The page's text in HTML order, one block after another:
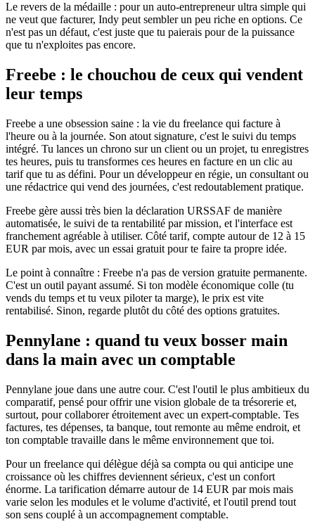
Le revers de la médaille : pour un auto-entrepreneur ultra simple qui
ne veut que facturer, Indy peut sembler un peu riche en options. Ce
n'est pas un défaut, c'est juste que tu paierais pour de la puissance
que tu n'exploites pas encore.
Freebe : le chouchou de ceux qui vendent
leur temps
Freebe a une obsession saine : la vie du freelance qui facture à
l'heure ou à la journée. Son atout signature, c'est le suivi du temps
intégré. Tu lances un chrono sur un client ou un projet, tu enregistres
tes heures, puis tu transformes ces heures en facture en un clic au
tarif que tu as défini. Pour un développeur en régie, un consultant ou
une rédactrice qui vend des journées, c'est redoutablement pratique.
Freebe gère aussi très bien la déclaration URSSAF de manière
automatisée, le suivi de ta rentabilité par mission, et l'interface est
franchement agréable à utiliser. Côté tarif, compte autour de 12 à 15
EUR par mois, avec un essai gratuit pour te faire ta propre idée.
Le point à connaître : Freebe n'a pas de version gratuite permanente.
C'est un outil payant assumé. Si ton modèle économique colle (tu
vends du temps et tu veux piloter ta marge), le prix est vite
rentabilisé. Sinon, regarde plutôt du côté des options gratuites.
Pennylane : quand tu veux bosser main
dans la main avec un comptable
Pennylane joue dans une autre cour. C'est l'outil le plus ambitieux du
comparatif, pensé pour offrir une vision globale de ta trésorerie et,
surtout, pour collaborer étroitement avec un expert-comptable. Tes
factures, tes dépenses, ta banque, tout remonte au même endroit, et
ton comptable travaille dans le même environnement que toi.
Pour un freelance qui délègue déjà sa compta ou qui anticipe une
croissance où les chiffres deviennent sérieux, c'est un confort
énorme. La tarification démarre autour de 14 EUR par mois mais
varie selon les modules et le volume d'activité, et l'outil prend tout
son sens couplé à un accompagnement comptable.